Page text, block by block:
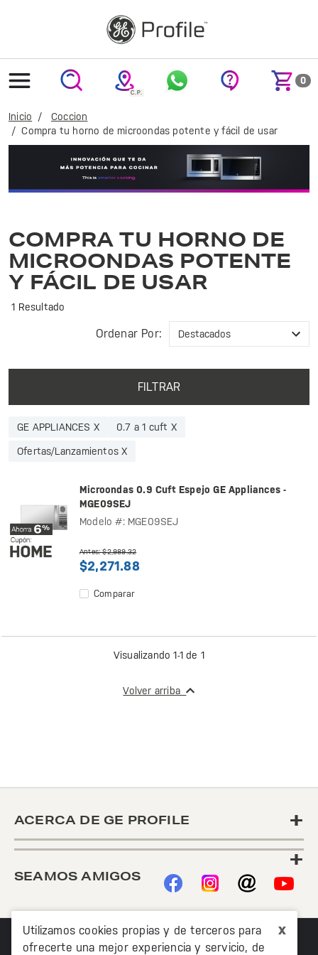
0
x
Utilizamos cookies propias y de terceros para
ofrecerte una mejor experiencia y servicio, de
Inicio
Coccion
Compra tu horno de microondas potente y fácil de usar
COMPRA TU HORNO DE
MICROONDAS POTENTE
Y FÁCIL DE USAR
1 Resultado
Ordenar Por:
FILTRAR
GE APPLIANCES X 0.7 a 1 cuft X
Ofertas/Lanzamientos X
Microondas 0.9 Cuft Espejo GE Appliances -
MGE09SEJ
Modelo #: MGE09SEJ
Antes: $2,989.32
$2,271.88
Comparar
Visualizando 1-1 de 1
Volver arriba
ACERCA DE GE PROFILE
+
+
SEAMOS AMIGOS